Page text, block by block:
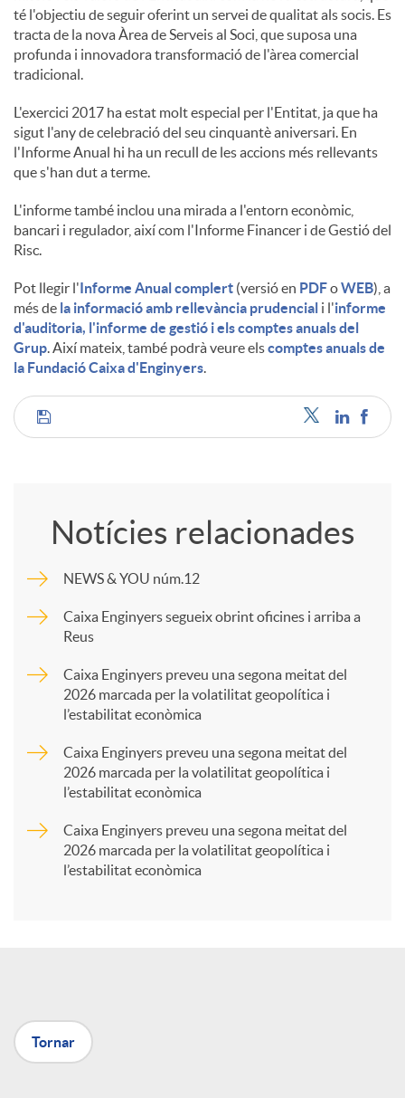
u
t
s
té l'objectiu de seguir oferint un servei de qualitat als socis. Es
tracta de la nova Àrea de Serveis al Soci, que suposa una
profunda i innovadora transformació de l'àrea comercial
tradicional.
L'exercici 2017 ha estat molt especial per l'Entitat, ja que ha
sigut l'any de celebració del seu cinquantè aniversari. En
l'Informe Anual hi ha un recull de les accions més rellevants
que s'han dut a terme.
L'informe també inclou una mirada a l'entorn econòmic,
bancari i regulador, així com l'Informe Financer i de Gestió del
Risc.
Pot llegir l'Informe Anual complert (versió en PDFoWEB), a
més de la informació amb rellevància prudencial i l'informe
d'auditoria, l'informe de gestió i els comptes anuals del
Grup . Així mateix, també podrà veure elscomptes anuals de
la Fundació Caixa d'Enginyers
C
p
a
X
Notícies relacionades
NEWS & YOU núm.12
Caixa Enginyers segueix obrint oficines i arriba a
Reus
Caixa Enginyers preveu una segona meitat del
2026 marcada per la volatilitat geopolítica i
l’estabilitat econòmica
Caixa Enginyers preveu una segona meitat del
2026 marcada per la volatilitat geopolítica i
l’estabilitat econòmica
Caixa Enginyers preveu una segona meitat del
2026 marcada per la volatilitat geopolítica i
l’estabilitat econòmica
Tornar